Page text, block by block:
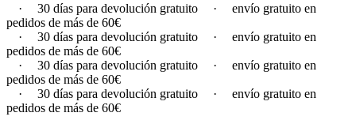
· 30 días para devolución gratuito ·
envío gratuito en
pedidos de más de 60€
·
30 días para devolución gratuito ·
envío gratuito en
pedidos de más de 60€
·
30 días para devolución gratuito ·
envío gratuito en
pedidos de más de 60€
·
30 días para devolución gratuito ·
envío gratuito en
pedidos de más de 60€